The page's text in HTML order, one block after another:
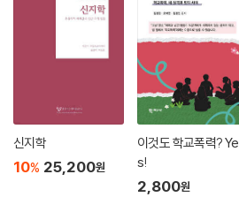
신지학
10% 25,200원
이것도 학교폭력? Ye
s!
2,800원